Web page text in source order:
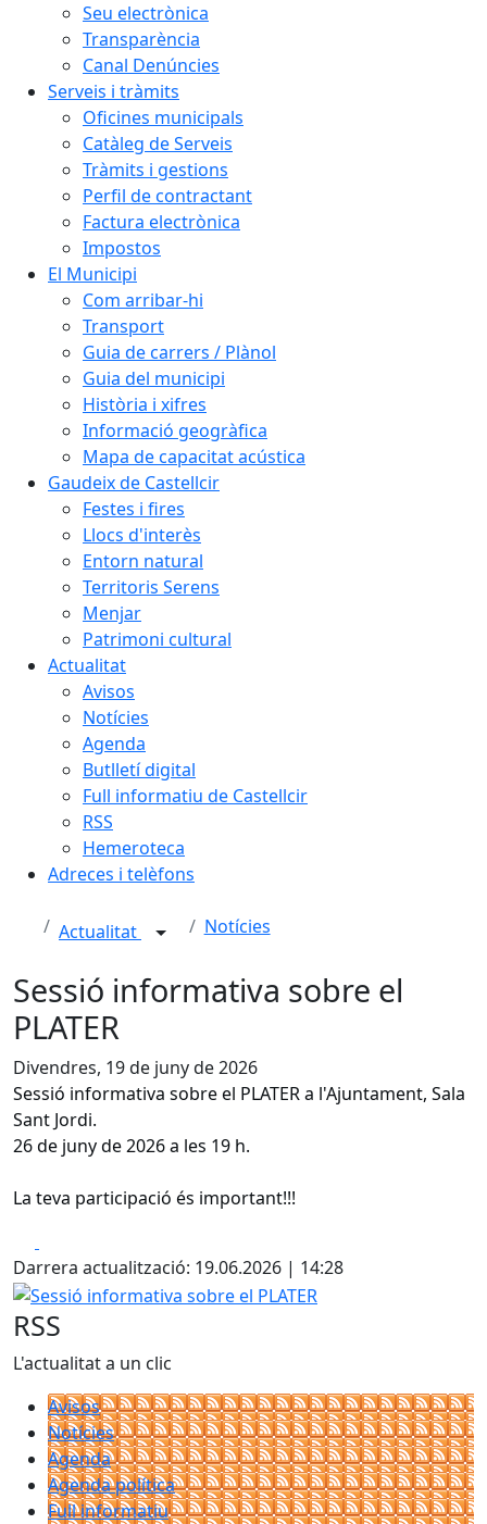
Seu electrònica
Transparència
Canal Denúncies
Serveis i tràmits
Oficines municipals
Catàleg de Serveis
Tràmits i gestions
Perfil de contractant
Factura electrònica
Impostos
El Municipi
Com arribar-hi
Transport
Guia de carrers / Plànol
Guia del municipi
Història i xifres
Informació geogràfica
Mapa de capacitat acústica
Gaudeix de Castellcir
Festes i fires
Llocs d'interès
Entorn natural
Territoris Serens
Menjar
Patrimoni cultural
Actualitat
Avisos
Notícies
Agenda
Butlletí digital
Full informatiu de Castellcir
RSS
Hemeroteca
Adreces i telèfons
Actualitat Notícies
Sessió informativa sobre el
PLATER
Divendres, 19 de juny de 2026
Sessió informativa sobre el PLATER a l'Ajuntament, Sala
Sant Jordi.
26 de juny de 2026 a les 19 h.
La teva participació és important!!!
Darrera actualització: 19.06.2026 | 14:28
Sessió informativa sobre el PLATER
RSS
L'actualitat a un clic
Avisos
Notícies
Agenda
Agenda política
Full informatiu